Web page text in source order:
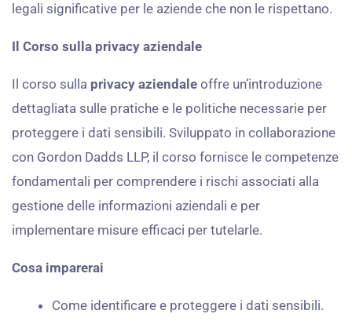
legali significative per le aziende che non le rispettano.
Il Corso sulla privacy aziendale
Il corso sulla privacy aziendale offre un’introduzione
dettagliata sulle pratiche e le politiche necessarie per
proteggere i dati sensibili. Sviluppato in collaborazione
con Gordon Dadds LLP, il corso fornisce le competenze
fondamentali per comprendere i rischi associati alla
gestione delle informazioni aziendali e per
implementare misure efficaci per tutelarle.
Cosa imparerai
Come identificare e proteggere i dati sensibili.